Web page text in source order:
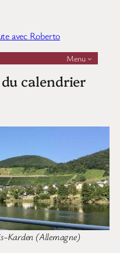
avec Roberto
Menu
calendrier
Karden (Allemagne)